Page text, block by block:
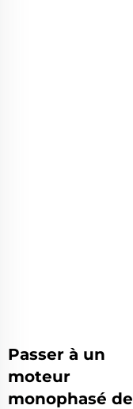
Passer à un
moteur
monophasé de